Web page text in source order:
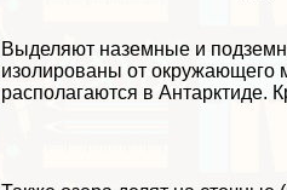
Выделяют наземные и
изолированы от окружающего
располагаются в Антарктиде.